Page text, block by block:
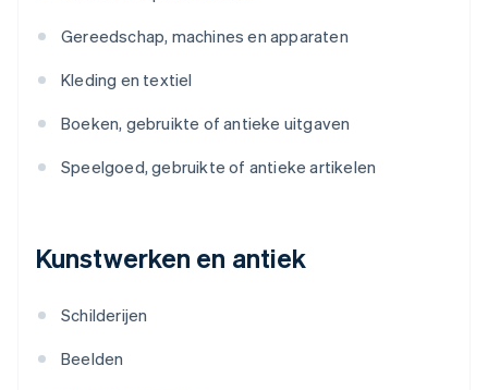
Gereedschap, machines en apparaten
Kleding en textiel
Boeken, gebruikte of antieke uitgaven
Speelgoed, gebruikte of antieke artikelen
Kunstwerken en antiek
Schilderijen
Beelden